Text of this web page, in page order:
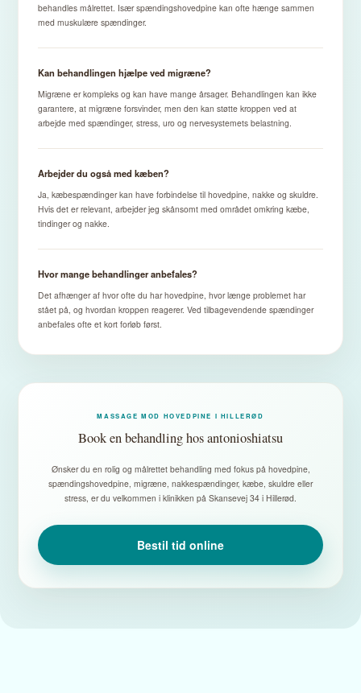
behandles målrettet. Især spændingshovedpine kan ofte hænge sammen
med muskulære spændinger.
Kan behandlingen hjælpe ved migræne?
Migræne er kompleks og kan have mange årsager. Behandlingen kan ikke
garantere, at migræne forsvinder, men den kan støtte kroppen ved at
arbejde med spændinger, stress, uro og nervesystemets belastning.
Arbejder du også med kæben?
Ja, kæbespændinger kan have forbindelse til hovedpine, nakke og skuldre.
Hvis det er relevant, arbejder jeg skånsomt med området omkring kæbe,
tindinger og nakke.
Hvor mange behandlinger anbefales?
Det afhænger af hvor ofte du har hovedpine, hvor længe problemet har
stået på, og hvordan kroppen reagerer. Ved tilbagevendende spændinger
anbefales ofte et kort forløb først.
MASSAGE MOD HOVEDPINE I HILLERØD
Book en behandling hos antonioshiatsu
Ønsker du en rolig og målrettet behandling med fokus på hovedpine,
spændingshovedpine, migræne, nakkespændinger, kæbe, skuldre eller
stress, er du velkommen i klinikken på Skansevej 34 i Hillerød.
Bestil tid online